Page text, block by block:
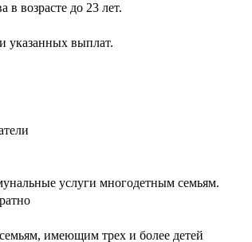
возрасте до 23 лет.
указанных выплат.
услуги многодетным семьям.
имеющим трех и более детей